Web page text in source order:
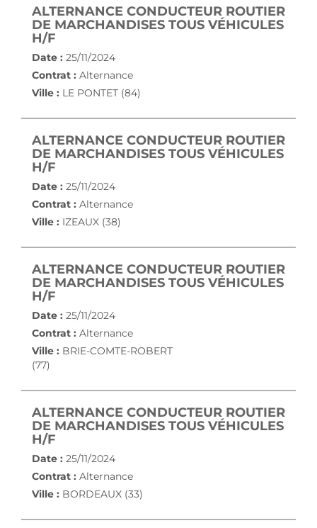
ALTERNANCE CONDUCTEUR ROUTIER
DE MARCHANDISES TOUS VÉHICULES
H/F
Date : 25/11/2024
Contrat : Alternance
Ville : LE PONTET (84)
ALTERNANCE CONDUCTEUR ROUTIER
DE MARCHANDISES TOUS VÉHICULES
H/F
Date : 25/11/2024
Contrat : Alternance
Ville : IZEAUX (38)
ALTERNANCE CONDUCTEUR ROUTIER
DE MARCHANDISES TOUS VÉHICULES
H/F
Date : 25/11/2024
Contrat : Alternance
Ville : BRIE-COMTE-ROBERT
(77)
ALTERNANCE CONDUCTEUR ROUTIER
DE MARCHANDISES TOUS VÉHICULES
H/F
Date : 25/11/2024
Contrat : Alternance
Ville : BORDEAUX (33)